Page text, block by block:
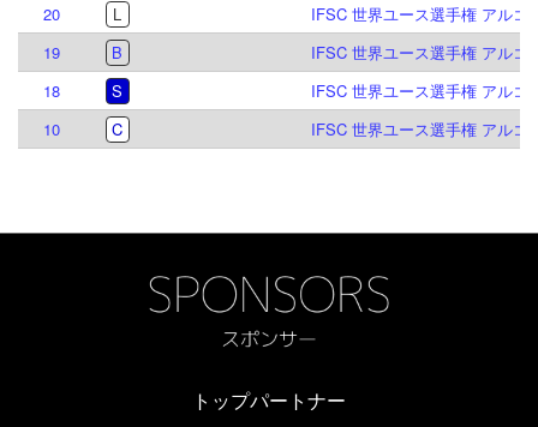
20
L
IFSC 世界ユース選手権 アルコ
19
B
IFSC 世界ユース選手権 アルコ
18
S
IFSC 世界ユース選手権 アルコ
10
C IFSC 世界ユース選手権 アルコ
トップパートナー